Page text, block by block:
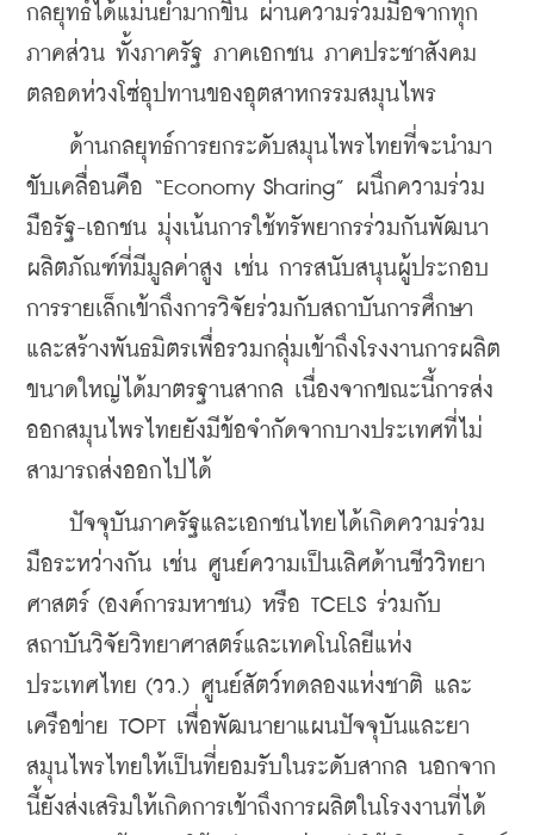
กลยุทธ์ได้แม่นยำมากขึ้น ผ่านความร่วมมือจากทุก
ภาคส่วน ทั้งภาครัฐ ภาคเอกชน ภาคประชาสังคม
ตลอดห่วงโซ่อุปทานของอุตสาหกรรมสมุนไพร
ด้านกลยุทธ์การยกระดับสมุนไพรไทยที่จะนำมา
ขับเคลื่อนคือ “Economy Sharing” ผนึกความร่วม
มือรัฐ-เอกชน มุ่งเน้นการใช้ทรัพยากรร่วมกันพัฒนา
ผลิตภัณฑ์ที่มีมูลค่าสูง เช่น การสนับสนุนผู้ประกอบ
การรายเล็กเข้าถึงการวิจัยร่วมกับสถาบันการศึกษา
และสร้างพันธมิตรเพื่อรวมกลุ่มเข้าถึงโรงงานการผลิต
ขนาดใหญ่ได้มาตรฐานสากล เนื่องจากขณะนี้การส่ง
ออกสมุนไพรไทยยังมีข้อจำกัดจากบางประเทศที่ไม่
สามารถส่งออกไปได้
ปัจจุบันภาครัฐและเอกชนไทยได้เกิดความร่วม
มือระหว่างกัน เช่น ศูนย์ความเป็นเลิศด้านชีววิทยา
ศาสตร์ (องค์การมหาชน) หรือ TCELS ร่วมกับ
สถาบันวิจัยวิทยาศาสตร์และเทคโนโลยีแห่ง
ประเทศไทย (วว.) ศูนย์สัตว์ทดลองแห่งชาติ และ
เครือข่าย TOPT เพื่อพัฒนายาแผนปัจจุบันและยา
สมุนไพรไทยให้เป็นที่ยอมรับในระดับสากล นอกจาก
นี้ยังส่งเสริมให้เกิดการเข้าถึงการผลิตในโรงงานที่ได้